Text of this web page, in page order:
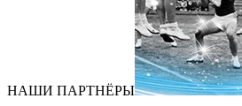
НАШИ ПАРТНЁРЫ